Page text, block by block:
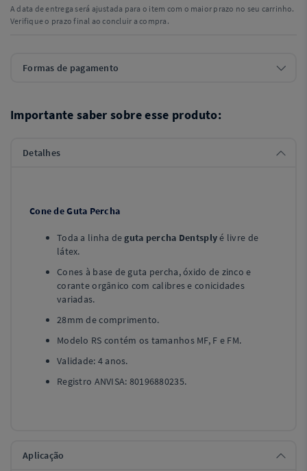
A data de entrega será ajustada para o item com o maior prazo no seu carrinho.
Verifique o prazo final ao concluir a compra.
Formas de pagamento
Importante saber sobre esse produto:
Detalhes
Cone de Guta Percha
Toda a linha deguta percha Dentsplyé livre de
látex.
Cones à base de guta percha, óxido de zinco e
corante orgânico com calibres e conicidades
variadas.
28mm de comprimento.
Modelo RS contém os tamanhos MF, F e FM.
Validade: 4 anos.
Registro ANVISA: 80196880235.
Aplicação